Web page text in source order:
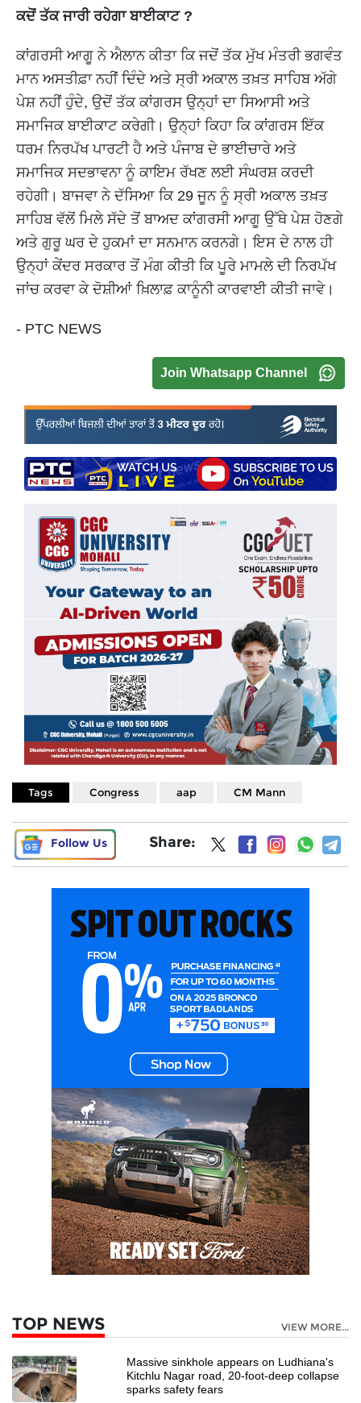
ਕਦੋਂ ਤੱਕ ਜਾਰੀ ਰਹੇਗਾ ਬਾਈਕਾਟ ?
ਕਾਂਗਰਸੀ ਆਗੂ ਨੇ ਐਲਾਨ ਕੀਤਾ ਕਿ ਜਦੋਂ ਤੱਕ ਮੁੱਖ ਮੰਤਰੀ ਭਗਵੰਤ
ਮਾਨ ਅਸਤੀਫ਼ਾ ਨਹੀਂ ਦਿੰਦੇ ਅਤੇ ਸ੍ਰੀ ਅਕਾਲ ਤਖ਼ਤ ਸਾਹਿਬ ਅੱਗੇ
ਪੇਸ਼ ਨਹੀਂ ਹੁੰਦੇ, ਉਦੋਂ ਤੱਕ ਕਾਂਗਰਸ ਉਨ੍ਹਾਂ ਦਾ ਸਿਆਸੀ ਅਤੇ
ਸਮਾਜਿਕ ਬਾਈਕਾਟ ਕਰੇਗੀ। ਉਨ੍ਹਾਂ ਕਿਹਾ ਕਿ ਕਾਂਗਰਸ ਇੱਕ
ਧਰਮ ਨਿਰਪੱਖ ਪਾਰਟੀ ਹੈ ਅਤੇ ਪੰਜਾਬ ਦੇ ਭਾਈਚਾਰੇ ਅਤੇ
ਸਮਾਜਿਕ ਸਦਭਾਵਨਾ ਨੂੰ ਕਾਇਮ ਰੱਖਣ ਲਈ ਸੰਘਰਸ਼ ਕਰਦੀ
ਰਹੇਗੀ। ਬਾਜਵਾ ਨੇ ਦੱਸਿਆ ਕਿ 29 ਜੂਨ ਨੂੰ ਸ੍ਰੀ ਅਕਾਲ ਤਖ਼ਤ
ਸਾਹਿਬ ਵੱਲੋਂ ਮਿਲੇ ਸੱਦੇ ਤੋਂ ਬਾਅਦ ਕਾਂਗਰਸੀ ਆਗੂ ਉੱਥੇ ਪੇਸ਼ ਹੋਣਗੇ
ਅਤੇ ਗੁਰੂ ਘਰ ਦੇ ਹੁਕਮਾਂ ਦਾ ਸਨਮਾਨ ਕਰਨਗੇ। ਇਸ ਦੇ ਨਾਲ ਹੀ
ਉਨ੍ਹਾਂ ਕੇਂਦਰ ਸਰਕਾਰ ਤੋਂ ਮੰਗ ਕੀਤੀ ਕਿ ਪੂਰੇ ਮਾਮਲੇ ਦੀ ਨਿਰਪੱਖ
ਜਾਂਚ ਕਰਵਾ ਕੇ ਦੋਸ਼ੀਆਂ ਖ਼ਿਲਾਫ਼ ਕਾਨੂੰਨੀ ਕਾਰਵਾਈ ਕੀਤੀ ਜਾਵੇ।
- PTC NEWS
Join Whatsapp Channel
Tags Congress aap CM Mann
Follow Us Share:
TOP NEWS VIEW MORE...
Massive sinkhole appears on Ludhiana's
Kitchlu Nagar road, 20-foot-deep collapse
sparks safety fears